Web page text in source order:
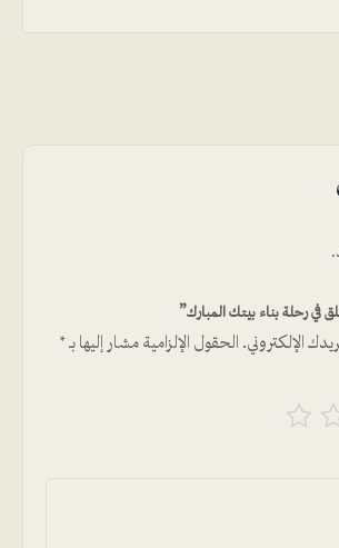
في رحلة بناء بيتك المبارك”
الإلكتروني. الحقول الإلزامية مشار إليها بـ*